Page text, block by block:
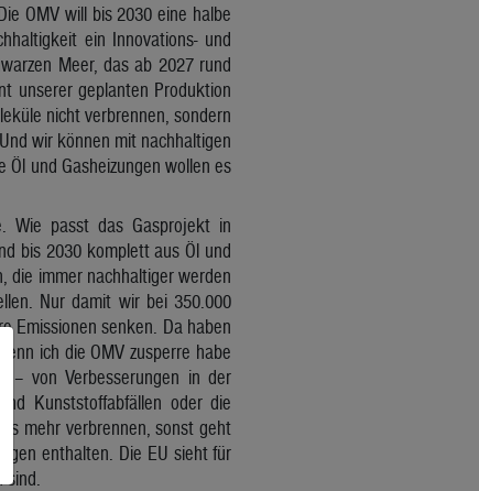
OMV will bis 2030 eine halbe
ein Innovations- und
Meer, das ab 2027 rund
unserer geplanten Produktion
nicht verbrennen, sondern
wir können mit nachhaltigen
und Gasheizungen wollen es
Wie passt das Gasprojekt in
bis 2030 komplett aus Öl und
die immer nachhaltiger werden
Nur damit wir bei 350.000
Emissionen senken. Da haben
ich die OMV zusperre habe
– von Verbesserungen in der
Kunststoffabfällen oder die
mehr verbrennen, sonst geht
enthalten. Die EU sieht für